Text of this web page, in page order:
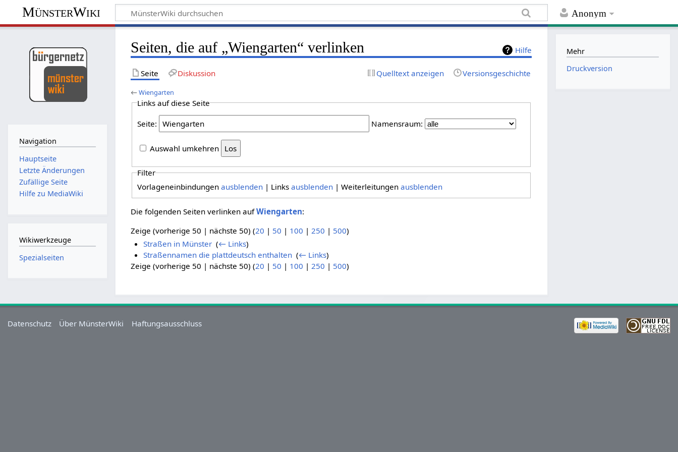
Anonym
MünsterWiki
Hilfe
Seiten, die auf „Wiengarten“ verlinken
Seite Diskussion Quelltext anzeigen Versionsgeschichte
←Wiengarten
Links auf diese Seite
Seite: Namensraum:
Auswahl umkehren
Filter
Vorlageneinbindungen ausblenden| Links ausblenden| Weiterleitungen ausblenden
Die folgenden Seiten verlinken aufWiengarten:
Zeige (vorherige 50 | nächste 50) (20 | 50 | 100 | 250 | 500)
Straßen in Münster‎ (← Links)
Straßennamen die plattdeutsch enthalten‎ (← Links)
Zeige (vorherige 50 | nächste 50) (20 | 50 | 100 |250 | 500)
Navigation
Hauptseite
Letzte Änderungen
Zufällige Seite
Hilfe zu MediaWiki
Wikiwerkzeuge
Spezialseiten
Mehr
Druckversion
Datenschutz Über MünsterWiki Haftungsausschluss